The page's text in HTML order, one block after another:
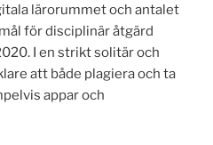
lärorummet och antalet
för disciplinär åtgärd
I en strikt solitär och
att både plagiera och ta
appar och